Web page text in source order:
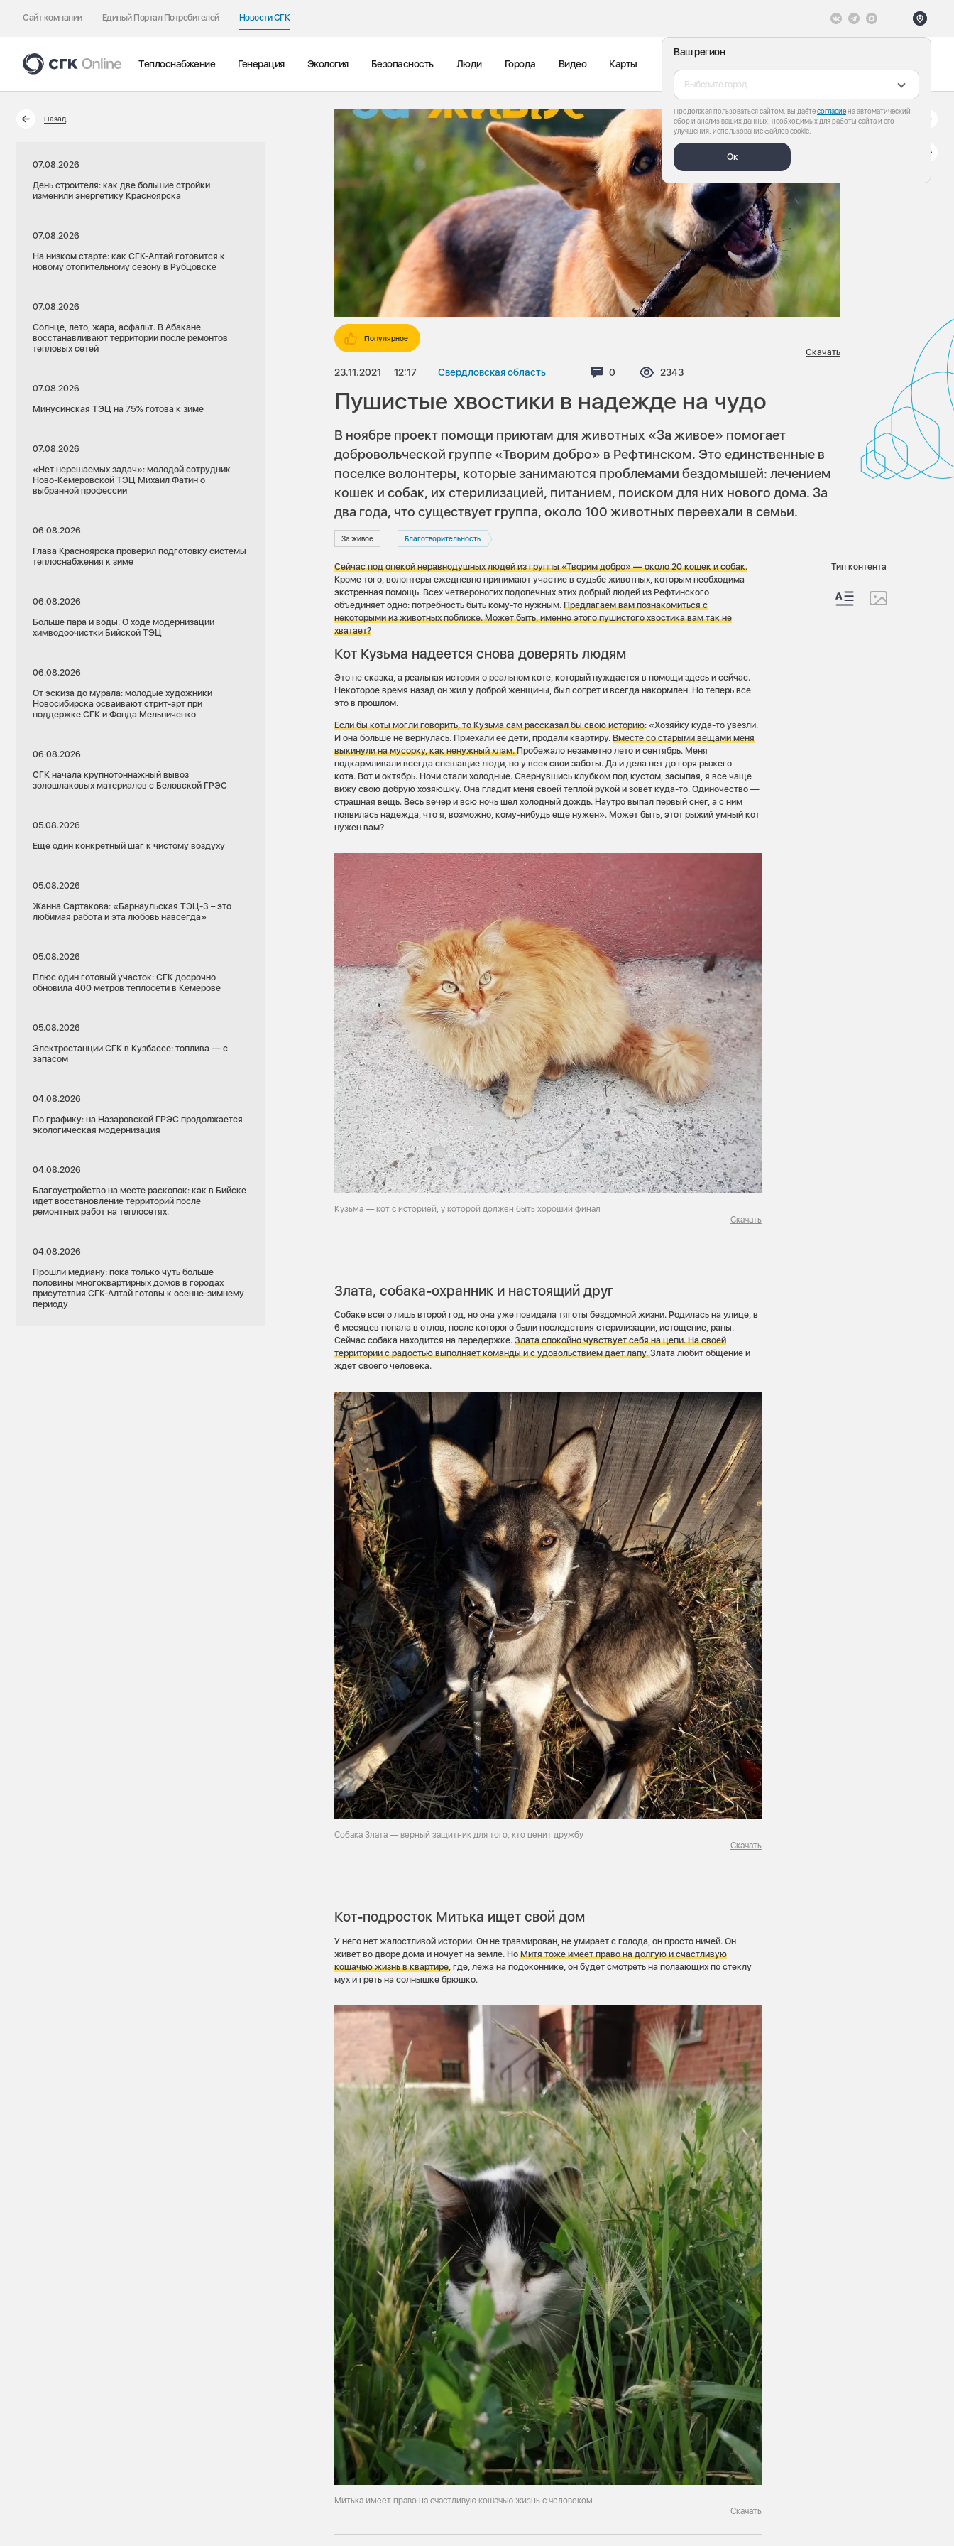
Сайт компании Единый Портал Потребителей Новости СГК
Ваш регион
Выберите город
Продолжая пользоваться сайтом, вы даётесогласиена автоматический
сбор и анализ ваших данных, необходимых для работы сайта и его
улучшения, использование файлов cookie.
Ок
Теплоснабжение Генерация Экология Безопасность Люди Города Видео Карты
Назад
07.08.2026
День строителя: как две большие стройки
изменили энергетику Красноярска
07.08.2026
На низком старте: как СГК-Алтай готовится к
новому отопительному сезону в Рубцовске
07.08.2026
Солнце, лето, жара, асфальт. В Абакане
восстанавливают территории после ремонтов
тепловых сетей
07.08.2026
Минусинская ТЭЦ на 75% готова к зиме
07.08.2026
«Нет нерешаемых задач»: молодой сотрудник
Ново-Кемеровской ТЭЦ Михаил Фатин о
выбранной профессии
06.08.2026
Глава Красноярска проверил подготовку системы
теплоснабжения к зиме
06.08.2026
Больше пара и воды. О ходе модернизации
химводоочистки Бийской ТЭЦ
06.08.2026
От эскиза до мурала: молодые художники
Новосибирска осваивают стрит-арт при
поддержке СГК и Фонда Мельниченко
06.08.2026
СГК начала крупнотоннажный вывоз
золошлаковых материалов с Беловской ГРЭС
05.08.2026
Еще один конкретный шаг к чистому воздуху
05.08.2026
Жанна Сартакова: «Барнаульская ТЭЦ-3 – это
любимая работа и эта любовь навсегда»
05.08.2026
Плюс один готовый участок: СГК досрочно
обновила 400 метров теплосети в Кемерове
05.08.2026
Электростанции СГК в Кузбассе: топлива — с
запасом
04.08.2026
По графику: на Назаровской ГРЭС продолжается
экологическая модернизация
04.08.2026
Благоустройство на месте раскопок: как в Бийске
идет восстановление территорий после
ремонтных работ на теплосетях.
04.08.2026
Прошли медиану: пока только чуть больше
половины многоквартирных домов в городах
присутствия СГК-Алтай готовы к осенне-зимнему
периоду
Популярное
23.11.2021 12:17 Свердловская область Комментариев:
0 Просмотров:
2343
Скачать
Пушистые хвостики в надежде на чудо
В ноябре проект помощи приютам для животных «За живое» помогает
добровольческой группе «Творим добро» в Рефтинском. Это единственные в
поселке волонтеры, которые занимаются проблемами бездомышей: лечением
кошек и собак, их стерилизацией, питанием, поиском для них нового дома. За
два года, что существует группа, около 100 животных переехали в семьи.
За живое Благотворительность
Сейчас под опекой неравнодушных людей из группы «Творим добро» —около 20 кошек и собак.
Кроме того, волонтеры ежедневно принимают участие в судьбе животных, которым необходима
экстренная помощь. Всех четвероногих подопечных этих добрый людей из Рефтинского
объединяет одно: потребность быть кому-то нужным.Предлагаем вам познакомиться с
некоторыми из животных поближе. Может быть, именно этого пушистого хвостика вам так не
хватает?
Кот Кузьма надеется снова доверять людям
Это не сказка, а реальная история о реальном коте, который нуждается в помощи здесь и сейчас.
Некоторое время назад он жил у доброй женщины, был согрет и всегда накормлен. Но теперь все
это в прошлом.
Если бы коты могли говорить, то Кузьма сам рассказал бы свою историю: «Хозяйку куда-то увезли.
И она больше не вернулась. Приехали ее дети, продали квартиру.Вместе со старыми вещами меня
выкинули на мусорку, как ненужный хлам.Пробежало незаметно лето и сентябрь. Меня
подкармливали всегда спешащие люди, но у всех свои заботы. Да и дела нет до горя рыжего
кота. Вот и октябрь. Ночи стали холодные. Свернувшись клубком под кустом, засыпая, я все чаще
вижу свою добрую хозяюшку. Она гладит меня своей теплой рукой и зовет куда-то. Одиночество —
страшная вещь. Весь вечер и всю ночь шел холодный дождь. Наутро выпал первый снег, а с ним
появилась надежда, что я, возможно, кому-нибудь еще нужен». Может быть, этот рыжий умный кот
нужен вам?
Кузьма — кот с историей, у которой должен быть хороший финал
Скачать
Злата, собака-охранник и настоящий друг
Собаке всего лишь второй год, но она уже повидала тяготы бездомной жизни. Родилась на улице, в
6 месяцев попала в отлов, после которого были последствия стерилизации, истощение, раны.
Сейчас собака находится на передержке.Злата спокойно чувствует себя на цепи. На своей
территории с радостью выполняет команды и с удовольствием дает лапу.Злата любит общение и
ждет своего человека.
Собака Злата — верный защитник для того, кто ценит дружбу
Скачать
Кот-подросток Митька ищет свой дом
У него нет жалостливой истории. Он не травмирован, не умирает с голода, он просто ничей. Он
живет во дворе дома и ночует на земле. НоМитя тоже имеет право на долгую и счастливую
кошачью жизнь в квартире , где, лежа на подоконнике, он будет смотреть на ползающих по стеклу
мух и греть на солнышке брюшко.
Митька имеет право на счастливую кошачью жизнь с человеком
Скачать
Тип контента